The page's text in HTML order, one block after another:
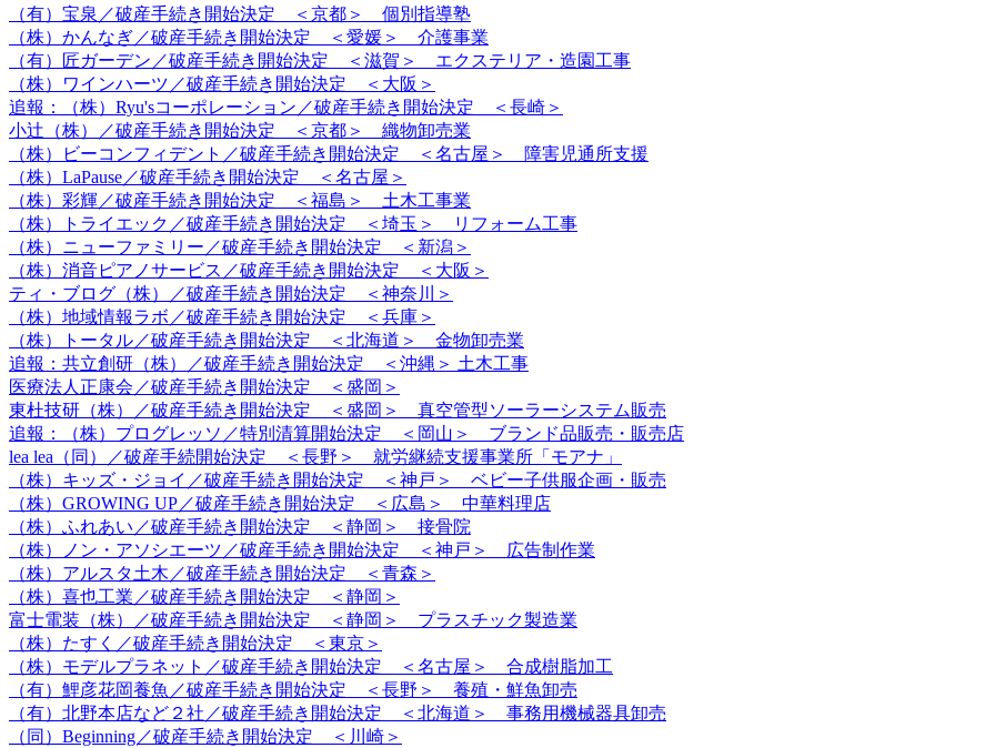
（有）宝泉／破産手続き開始決定 ＜京都＞ 個別指導塾
（株）かんなぎ／破産手続き開始決定 ＜愛媛＞ 介護事業
（有）匠ガーデン／破産手続き開始決定 ＜滋賀＞ エクステリア・造園工事
（株）ワインハーツ／破産手続き開始決定 ＜大阪＞
追報：（株）Ryu'sコーポレーション／破産手続き開始決定 ＜長崎＞
小辻（株）／破産手続き開始決定 ＜京都＞ 織物卸売業
（株）ビーコンフィデント／破産手続き開始決定 ＜名古屋＞ 障害児通所支援
（株）LaPause／破産手続き開始決定 ＜名古屋＞
（株）彩輝／破産手続き開始決定 ＜福島＞ 土木工事業
（株）トライエック／破産手続き開始決定 ＜埼玉＞ リフォーム工事
（株）ニューファミリー／破産手続き開始決定 ＜新潟＞
（株）消音ピアノサービス／破産手続き開始決定 ＜大阪＞
ティ・ブログ（株）／破産手続き開始決定 ＜神奈川＞
（株）地域情報ラボ／破産手続き開始決定 ＜兵庫＞
（株）トータル／破産手続き開始決定 ＜北海道＞ 金物卸売業
追報：共立創研（株）／破産手続き開始決定 ＜沖縄＞ 土木工事
医療法人正康会／破産手続き開始決定 ＜盛岡＞
東杜技研（株）／破産手続き開始決定 ＜盛岡＞ 真空管型ソーラーシステム販売
追報：（株）プログレッソ／特別清算開始決定 ＜岡山＞ ブランド品販売・販売店
lea lea（同）／破産手続開始決定 ＜長野＞ 就労継続支援事業所「モアナ」
（株）キッズ・ジョイ／破産手続き開始決定 ＜神戸＞ ベビー子供服企画・販売
（株）GROWING UP／破産手続き開始決定 ＜広島＞ 中華料理店
（株）ふれあい／破産手続き開始決定 ＜静岡＞ 接骨院
（株）ノン・アソシエーツ／破産手続き開始決定 ＜神戸＞ 広告制作業
（株）アルスタ土木／破産手続き開始決定 ＜青森＞
（株）喜也工業／破産手続き開始決定 ＜静岡＞
富士電装（株）／破産手続き開始決定 ＜静岡＞ プラスチック製造業
（株）たすく／破産手続き開始決定 ＜東京＞
（株）モデルプラネット／破産手続き開始決定 ＜名古屋＞ 合成樹脂加工
（有）鯉彦花岡養魚／破産手続き開始決定 ＜長野＞ 養殖・鮮魚卸売
（有）北野本店など２社／破産手続き開始決定 ＜北海道＞ 事務用機械器具卸売
（同）Beginning／破産手続き開始決定 ＜川崎＞